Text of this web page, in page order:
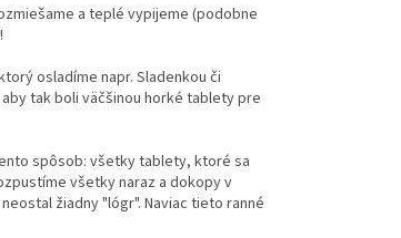
a teplé vypijeme (podobne
osladíme napr. Sladenkou či
tak boli väčšinou horké tablety pre
spôsob: všetky tablety, ktoré sa
všetky naraz a dokopy v
žiadny "lógr". Naviac tieto ranné